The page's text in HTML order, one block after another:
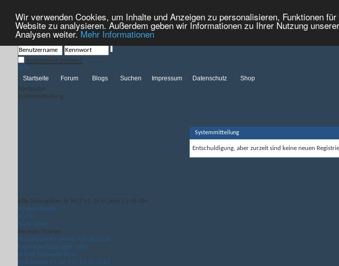
Wir verwenden Cookies, um Inhalte und Anzeigen zu personalisieren, Funktionen
Website zu analysieren. Außerdem geben wir Informationen zu Ihrer Nutzung
Analysen weiter. Mehr Informationen
Angemeldet bleiben?
Hilfe
Startseite Forum
Hilfe Kalender Aktionen Nützliche Links Neues...
Blogs Suchen Impressum Datenschutz Shop
Navigation
Systemmitteilung
Systemmitteilung
Entschuldigung, aber zurzeit sind keine neuen
Alle Zeitangaben in WEZ +1. Es ist jetzt 11:16 Uhr.
RC-Rennboote
Archiv
Nach oben
Neueste Themen
Vulkanpark #2 am 08./09.08.2026
Eagle tree datalogger Hilfe
SUCHE Flexwelle 3mm
Vulkanpark #1 am 13./14.06.2026